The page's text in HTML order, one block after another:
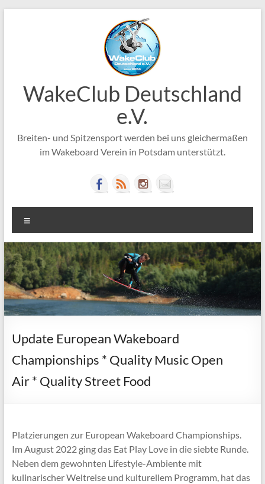
WakeClub Deutschland
e.V.
Breiten- und Spitzensport werden bei uns gleichermaßen
im Wakeboard Verein in Potsdam unterstützt.
Update European Wakeboard
Championships * Quality Music Open
Air * Quality Street Food
Platzierungen zur European Wakeboard Championships.
Im August 2022 ging das Eat Play Love in die siebte Runde.
Neben dem gewohnten Lifestyle-Ambiente mit
kulinarischer Weltreise und kulturellem Programm, hat das